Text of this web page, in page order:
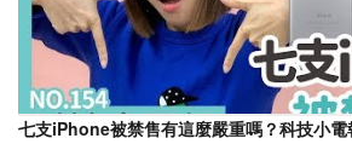
七支iPhone被禁售有這麼嚴重嗎？科技小